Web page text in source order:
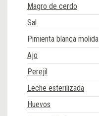
Magro de cerdo
Sal
Pimienta blanca molida
Ajo
Perejil
Leche esterilizada
Huevos